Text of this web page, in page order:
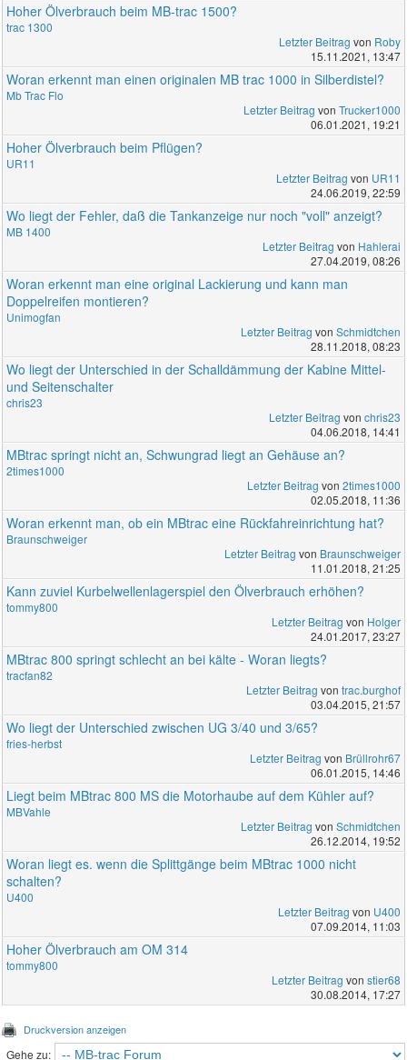
Hoher Ölverbrauch beim MB-trac 1500?
trac 1300
Letzter Beitrag von Roby
15.11.2021, 13:47
Woran erkennt man einen originalen MB trac 1000 in Silberdistel?
Mb Trac Flo
Letzter Beitrag von Trucker1000
06.01.2021, 19:21
Hoher Ölverbrauch beim Pflügen?
UR11
Letzter Beitrag von UR11
24.06.2019, 22:59
Wo liegt der Fehler, daß die Tankanzeige nur noch "voll" anzeigt?
MB 1400
Letzter Beitrag von Hahlerai
27.04.2019, 08:26
Woran erkennt man eine original Lackierung und kann man
Doppelreifen montieren?
Unimogfan
Letzter Beitrag von Schmidtchen
28.11.2018, 08:23
Wo liegt der Unterschied in der Schalldämmung der Kabine Mittel-
und Seitenschalter
chris23
Letzter Beitrag von chris23
04.06.2018, 14:41
MBtrac springt nicht an, Schwungrad liegt an Gehäuse an?
2times1000
Letzter Beitrag von 2times1000
02.05.2018, 11:36
Woran erkennt man, ob ein MBtrac eine Rückfahreinrichtung hat?
Braunschweiger
Letzter Beitrag von Braunschweiger
11.01.2018, 21:25
Kann zuviel Kurbelwellenlagerspiel den Ölverbrauch erhöhen?
tommy800
Letzter Beitrag von Holger
24.01.2017, 23:27
MBtrac 800 springt schlecht an bei kälte - Woran liegts?
tracfan82
Letzter Beitrag von trac.burghof
03.04.2015, 21:57
Wo liegt der Unterschied zwischen UG 3/40 und 3/65?
fries-herbst
Letzter Beitrag von Brüllrohr67
06.01.2015, 14:46
Liegt beim MBtrac 800 MS die Motorhaube auf dem Kühler auf?
MBVahle
Letzter Beitrag von Schmidtchen
26.12.2014, 19:52
Woran liegt es. wenn die Splittgänge beim MBtrac 1000 nicht
schalten?
U400
Letzter Beitrag von U400
07.09.2014, 11:03
Hoher Ölverbrauch am OM 314
tommy800
Letzter Beitrag von stier68
30.08.2014, 17:27
Druckversion anzeigen
Gehe zu: